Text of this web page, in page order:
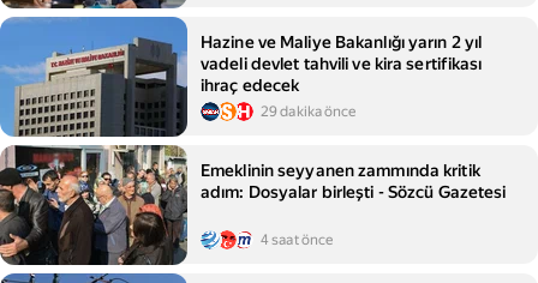
Hazine ve Maliye Bakanlığı yarın 2 yıl
vadeli devlet tahvili ve kira sertifikası
ihraç edecek
29 dakika önce
Emeklinin seyyanen zammında kritik
adım: Dosyalar birleşti - Sözcü Gazetesi
4 saat önce